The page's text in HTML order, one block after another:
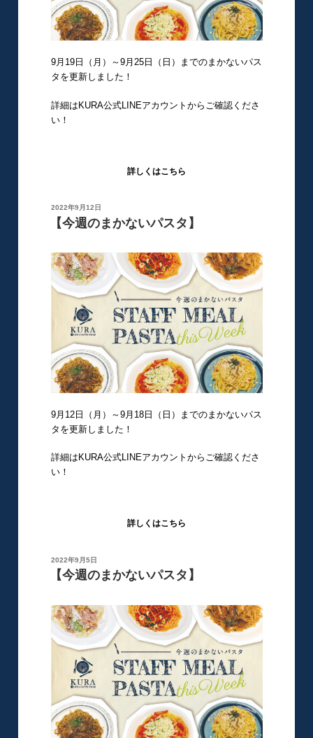
9月19日（月）～9月25日（日）までのまかないパス
タを更新しました！
詳細はKURA公式LINEアカウントからご確認くださ
い！
詳しくはこちら
投
日:
2022年9月12日
【今週のまかないパスタ】
9月12日（月）～9月18日（日）までのまかないパス
タを更新しました！
詳細はKURA公式LINEアカウントからご確認くださ
い！
詳しくはこちら
投
日:
2022年9月5日
【今週のまかないパスタ】